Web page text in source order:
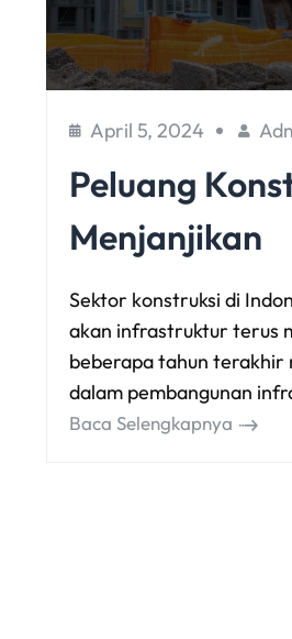
April 5, 2024
Peluang
Menjanjikan
Sektor konstruksi di
akan infrastruktur terus
beberapa tahun terakhir
dalam pembangunan
Baca Selengkapnya